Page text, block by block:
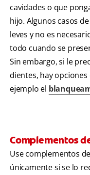
cavidades o que
hijo. Algunos casos
leves y no es
todo cuando se
Sin embargo, si le
dientes, hay
ejemplo el
Complementos
Use complementos
únicamente si se lo